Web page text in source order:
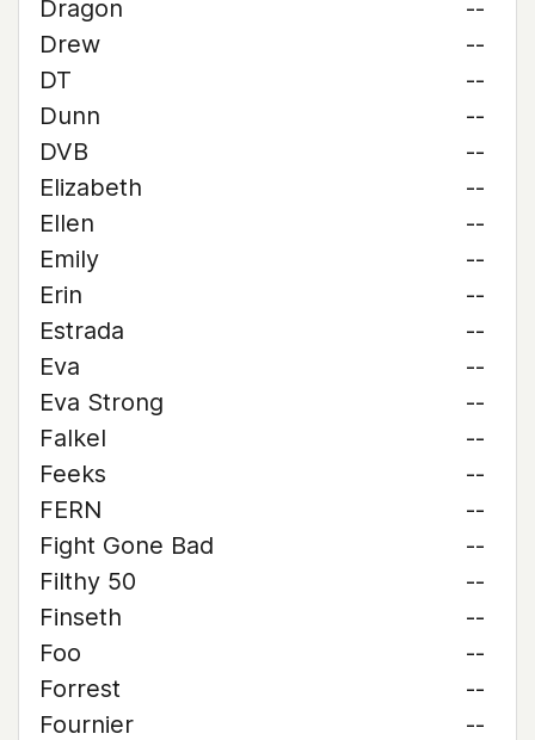
Dragon
--
Drew
--
DT
--
Dunn
--
DVB
--
Elizabeth
--
Ellen
--
Emily
--
Erin
--
Estrada
--
Eva
--
Eva Strong
--
Falkel
--
Feeks
--
FERN
--
Fight Gone Bad
--
Filthy 50
--
Finseth
--
Foo
--
Forrest
--
Fournier
--